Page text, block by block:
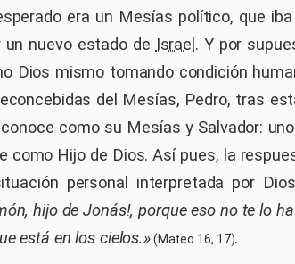
era un Mesías político, que
nuevo estado de Israel . Y por
Dios mismo tomando condición
del Mesías, Pedro, tras
como su Mesías y Salvador:
como Hijo de Dios. Así pues, la
personal interpretada por
hijo de Jonás!, porque eso no te lo
está en los cielos.»(Mateo 16, 17).